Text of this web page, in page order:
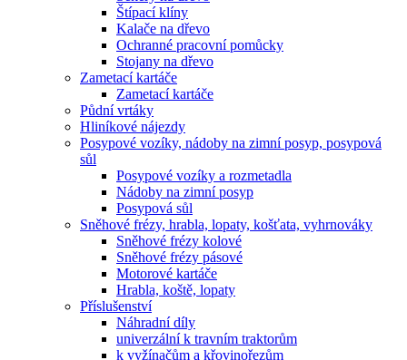
Štípací klíny
Kalače na dřevo
Ochranné pracovní pomůcky
Stojany na dřevo
Zametací kartáče
Zametací kartáče
Půdní vrtáky
Hliníkové nájezdy
Posypové vozíky, nádoby na zimní posyp, posypová
sůl
Posypové vozíky a rozmetadla
Nádoby na zimní posyp
Posypová sůl
Sněhové frézy, hrabla, lopaty, košťata, vyhrnováky
Sněhové frézy kolové
Sněhové frézy pásové
Motorové kartáče
Hrabla, koště, lopaty
Příslušenství
Náhradní díly
univerzální k travním traktorům
k vyžínačům a křovinořezům